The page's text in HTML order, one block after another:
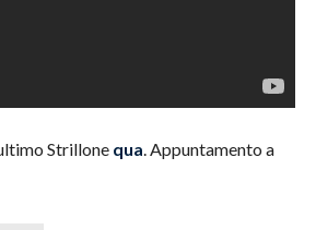
Strillone qua. Appuntamento a